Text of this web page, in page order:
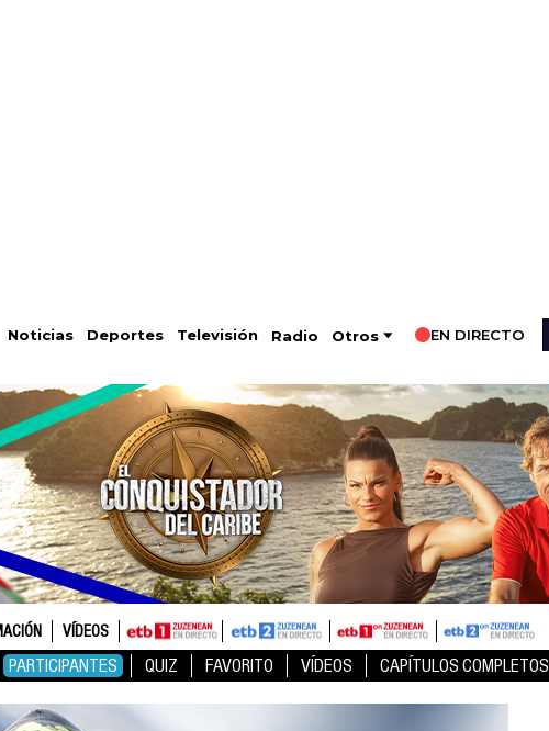
Noticias Deportes Televisión Radio Otros EN DIRECTO
VÍDEOS
PARTICIPANTES QUIZ FAVORITO VÍDEOS CAPÍTULOS COMPLETOS